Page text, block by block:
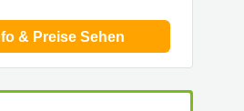
& Preise Sehen